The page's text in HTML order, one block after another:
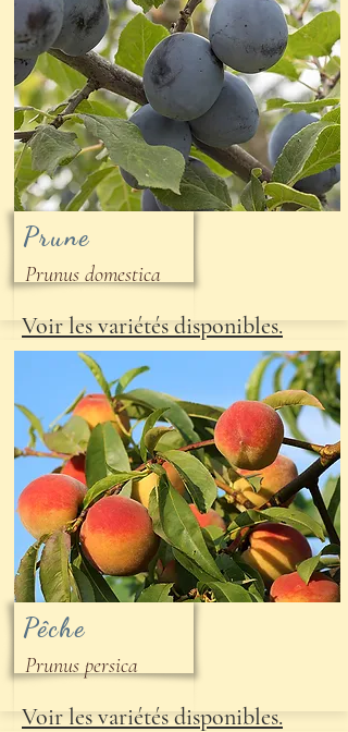
Prune
Prunus domestica
Voir les variétés disponibles.
Pêche
Prunus persica
Voir les variétés disponibles.